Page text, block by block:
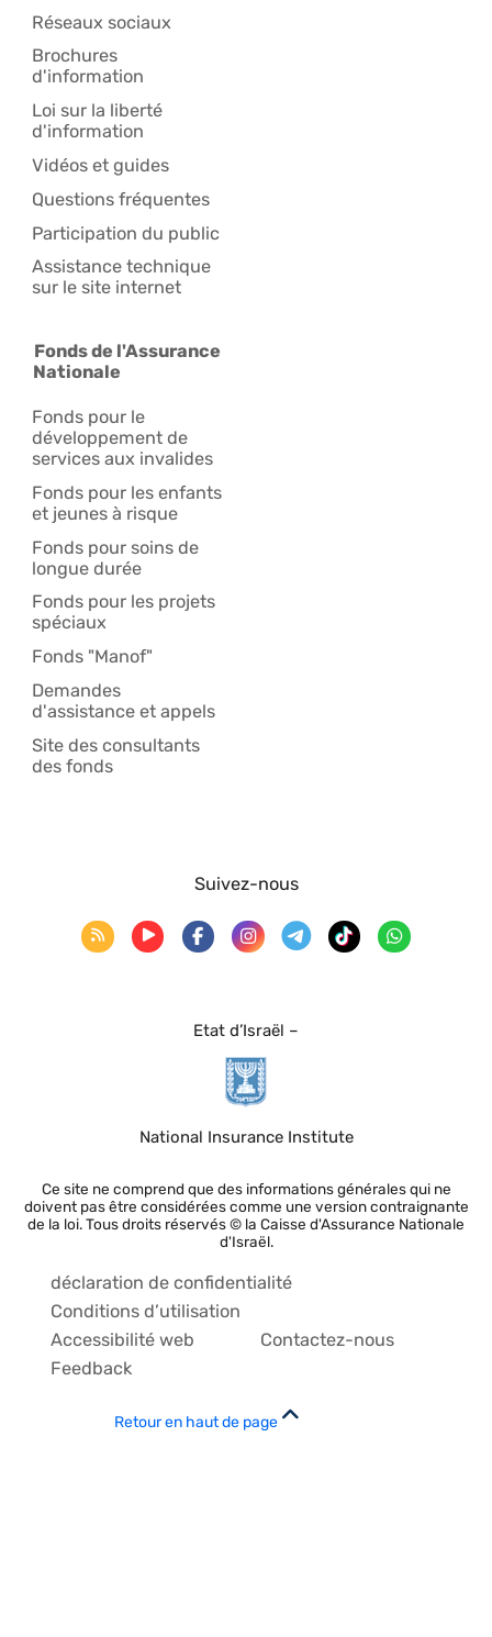
Réseaux sociaux
Brochures
d'information
Loi sur la liberté
d'information
Vidéos et guides
Questions fréquentes
Participation du public
Assistance technique
sur le site internet
Fonds de l'Assurance
Nationale
Fonds pour le
développement de
services aux invalides
Fonds pour les enfants
et jeunes à risque
Fonds pour soins de
longue durée
Fonds pour les projets
spéciaux
Fonds "Manof"
Demandes
d'assistance et appels
Site des consultants
des fonds
Etat d’Israël –
National Insurance Institute
Ce site ne comprend que des informations générales qui ne
doivent pas être considérées comme une version contraignante
de la loi. Tous droits réservés © la Caisse d'Assurance Nationale
d'Israël.
Suivez-nous
déclaration de confidentialité
Conditions d’utilisation
Accessibilité web
Contactez-nous
Feedback
Retour en haut de page